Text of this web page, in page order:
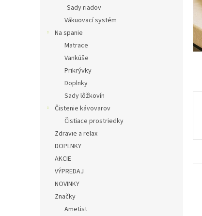
Sady riadov
Vákuovací systém
Na spanie
Matrace
Vankúše
Prikrývky
Doplnky
Sady lôžkovín
Čistenie kávovarov
Čistiace prostriedky
Zdravie a relax
DOPLNKY
AKCIE
VÝPREDAJ
NOVINKY
Značky
Ametist